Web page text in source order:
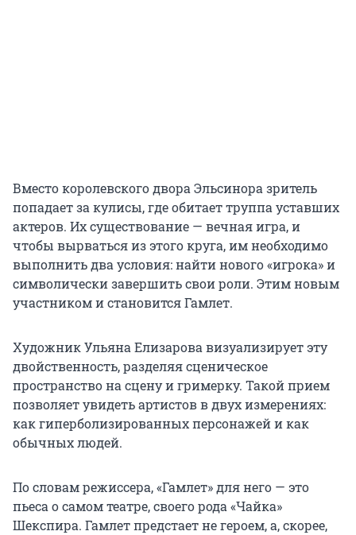
Вместо королевского двора Эльсинора зритель
попадает за кулисы, где обитает труппа уставших
актеров. Их существование — вечная игра, и
чтобы вырваться из этого круга, им необходимо
выполнить два условия: найти нового «игрока» и
символически завершить свои роли. Этим новым
участником и становится Гамлет.
Художник Ульяна Елизарова визуализирует эту
двойственность, разделяя сценическое
пространство на сцену и гримерку. Такой прием
позволяет увидеть артистов в двух измерениях:
как гиперболизированных персонажей и как
обычных людей.
По словам режиссера, «Гамлет» для него — это
пьеса о самом театре, своего рода «Чайка»
Шекспира. Гамлет предстает не героем, а, скорее,